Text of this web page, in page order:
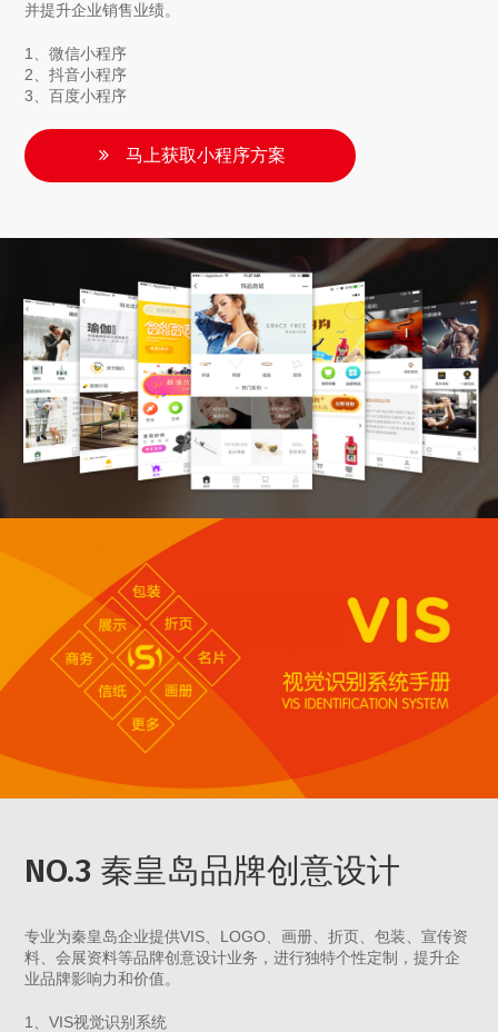
并提升企业销售业绩。
1、微信小程序
2、抖音小程序
3、百度小程序
马上获取小程序方案
NO.3 秦皇岛品牌创意设计
专业为秦皇岛企业提供VIS、LOGO、画册、折页、包装、宣传资
料、会展资料等品牌创意设计业务，进行独特个性定制，提升企
业品牌影响力和价值。
1、VIS视觉识别系统